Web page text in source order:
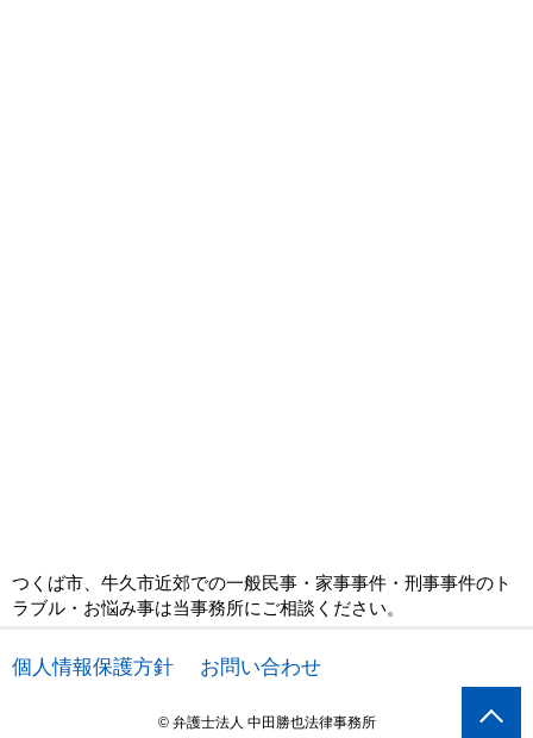
つくば市、牛久市近郊での一般民事・家事事件・刑事事件のト
ラブル・お悩み事は当事務所にご相談ください。
個人情報保護方針 お問い合わせ
© 弁護士法人 中田勝也法律事務所